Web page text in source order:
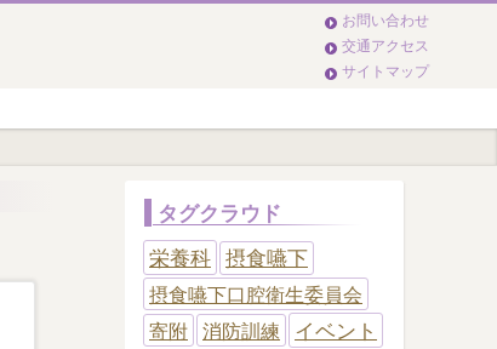
お問い合わせ
交通アクセス
サイトマップ
タグクラウド
栄養科
摂食嚥下
摂食嚥下口腔衛生委員会
寄附
消防訓練 イベント